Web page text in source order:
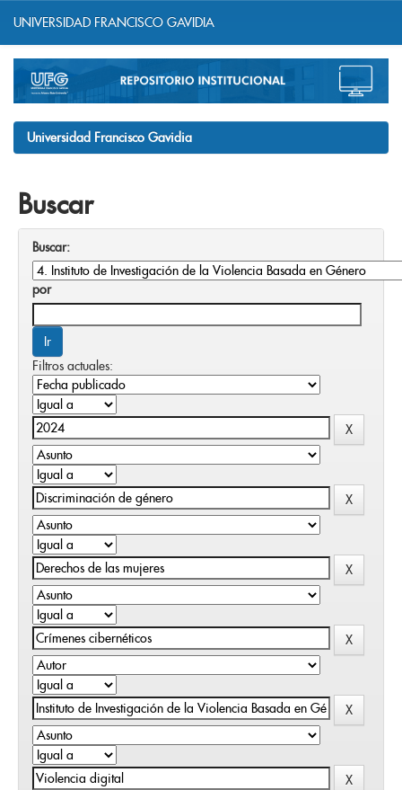
navigation
UNIVERSIDAD FRANCISCO GAVIDIA
Universidad Francisco Gavidia
Buscar
Buscar:
por
Filtros actuales: